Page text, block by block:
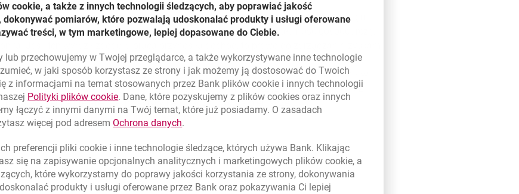
prawny uniemożliwiał kobietom rozporządzanie własnym majątkiem (jeśli go
tym zakresie mężowi. Żona, jeśli chciała podjąć pracę lub inną działalność gospodarczą,
i dystrybucji środków zgromadzonych w Banku Millennium, przeprowadzona w
Równouprawnienie jest faktem. Kobiety na równi z mężczyznami korzystają z
mają odmienne preferencje inwestycyjne i inaczej wydają pieniądze.
i na co je wydają - pełna treść informacji prasowejotwiera się w nowej karcie
cookie, a także z innych technologii śledzących, aby poprawiać jakość
dokonywać pomiarów, które pozwalają udoskonalać produkty i usługi oferowane
treści, w tym marketingowe, lepiej dopasowane do Ciebie.
lub przechowujemy w Twojej przeglądarce, a także wykorzystywane inne technologie
w jaki sposób korzystasz ze strony i jak możemy ją dostosować do Twoich
z informacjami na temat stosowanych przez Bank plikówcookie i innych technologii
Polityki plikówcookielink otwiera się w nowym oknie
. Dane, które pozyskujemy z plikówcookies oraz innych
łączyć z innymi danymi na Twój temat, które już posiadamy. O zasadach
więcej pod adresem Ochrona danychlink otwiera się w nowym oknie
.
preferencji plikicookie i inne technologie śledzące, których używa Bank. Klikając
się na zapisywanie opcjonalnych analitycznych i marketingowych plikówcookie, a
które wykorzystamy do poprawy jakości korzystania ze strony, dokonywania
produkty i usługi oferowane przez Bank oraz pokazywania Ci lepiej